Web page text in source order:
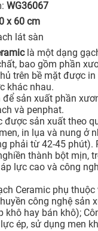
WG36067
x 60 cm
lát sàn
là một dạng
bao gồm phần
trên bề mặt được
khác nhau.
để sản xuất phần
và penphat.
được sản xuất theo
in lụa và nung ở
phải từ 42-45 phút).
thành bột mịn,
lực cao và công
Ceramic phụ
công nghệ sản
khô hay bán khô);
ép, sử dụng men